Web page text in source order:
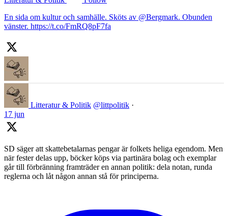
En sida om kultur och samhälle. Sköts av @Bergmark. Obunden
vänster. https://t.co/FmRQ8pF7fa
Litteratur & Politik @littpolitik ·
17 jun
SD säger att skattebetalarnas pengar är folkets heliga egendom. Men
när fester delas upp, böcker köps via partinära bolag och exemplar
går till förbränning framträder en annan politik: dela notan, runda
reglerna och låt någon annan stå för principerna.